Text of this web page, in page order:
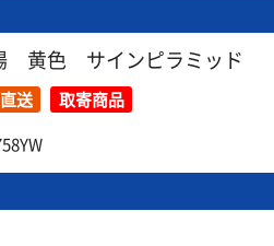
黄色 サインピラミッド
送
取寄商品